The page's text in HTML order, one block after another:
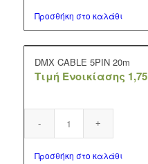
Προσθήκη στο καλάθι
DMX CABLE 5PIN 20m
Τιμή Ενοικίασης 1,75
Προσθήκη στο καλάθι